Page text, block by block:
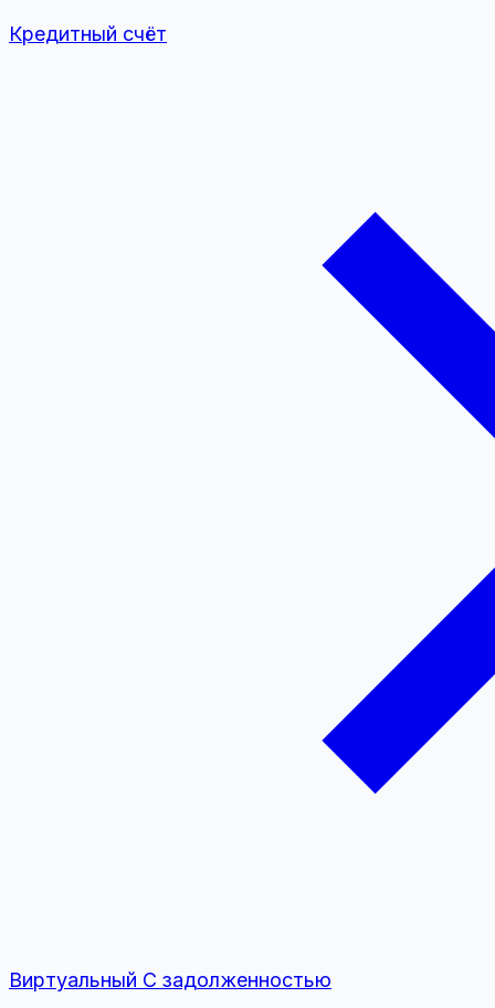
Кредитный счёт
Виртуальный С задолженностью